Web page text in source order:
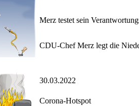
Merz testet sein
CDU-Chef Merz legt die
30.03.2022
Corona-Hotspot